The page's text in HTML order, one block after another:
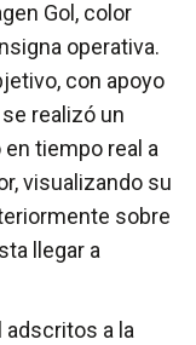
Gol, color
operativa.
con apoyo
realizó un
tiempo real a
visualizando su
sobre
llegar a
adscritos a la